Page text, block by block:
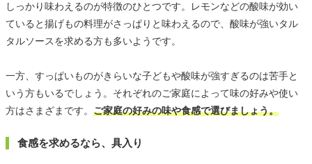
しっかり味わえるのが特徴のひとつです。レモンなどの酸味が効い
ていると揚げもの料理がさっぱりと味わえるので、酸味が強いタル
タルソースを求める方も多いようです。
一方、すっぱいものがきらいな子どもや酸味が強すぎるのは苦手と
いう方もいるでしょう。それぞれのご家庭によって味の好みや使い
方はさまざまです。 ご家庭の好みの味や食感で選びましょう。
食感を求めるなら、具入り